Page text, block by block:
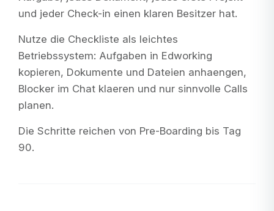
und jeder Check-in einen klaren Besitzer hat.
Nutze die Checkliste als leichtes
Betriebssystem: Aufgaben in Edworking
kopieren, Dokumente und Dateien anhaengen,
Blocker im Chat klaeren und nur sinnvolle Calls
planen.
Die Schritte reichen von Pre-Boarding bis Tag
90.